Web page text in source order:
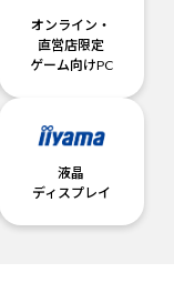
オンライン・
直営店限定
ゲーム向けPC
液晶
ディスプレイ